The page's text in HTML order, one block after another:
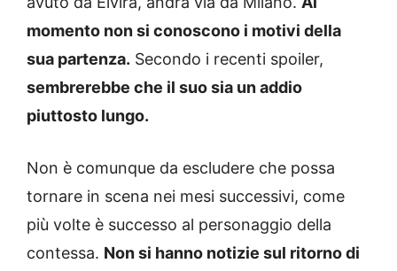
momento non si conoscono i motivi della
sua partenza. Secondo i recenti spoiler,
sembrerebbe che il suo sia un addio
piuttosto lungo.
Non è comunque da escludere che possa
tornare in scena nei mesi successivi, come
più volte è successo al personaggio della
contessa. Non si hanno notizie sul ritorno di